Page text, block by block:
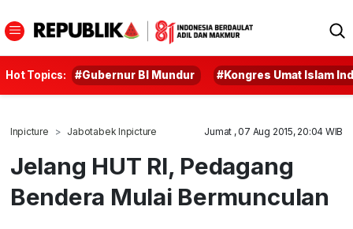
Hot Topics: #Gubernur BI Mundur #Kongres Umat Islam
Inpicture Jabotabek Inpicture Jumat , 07 Aug 2015, 20:04 WIB
Jelang HUT RI, Pedagang
Bendera Mulai Bermunculan